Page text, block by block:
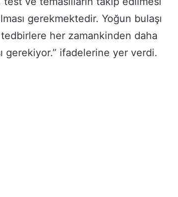
gerekmektedir. Yoğun bulaşı
her zamankinden daha
gerekiyor.” ifadelerine yer verdi.